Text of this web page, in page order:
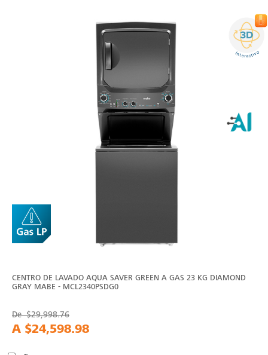
CENTRO DE LAVADO AQUA SAVER GREEN A GAS 23 KG DIAMOND
GRAY MABE - MCL2340PSDG0
De$29,998.76
A $24,598.98